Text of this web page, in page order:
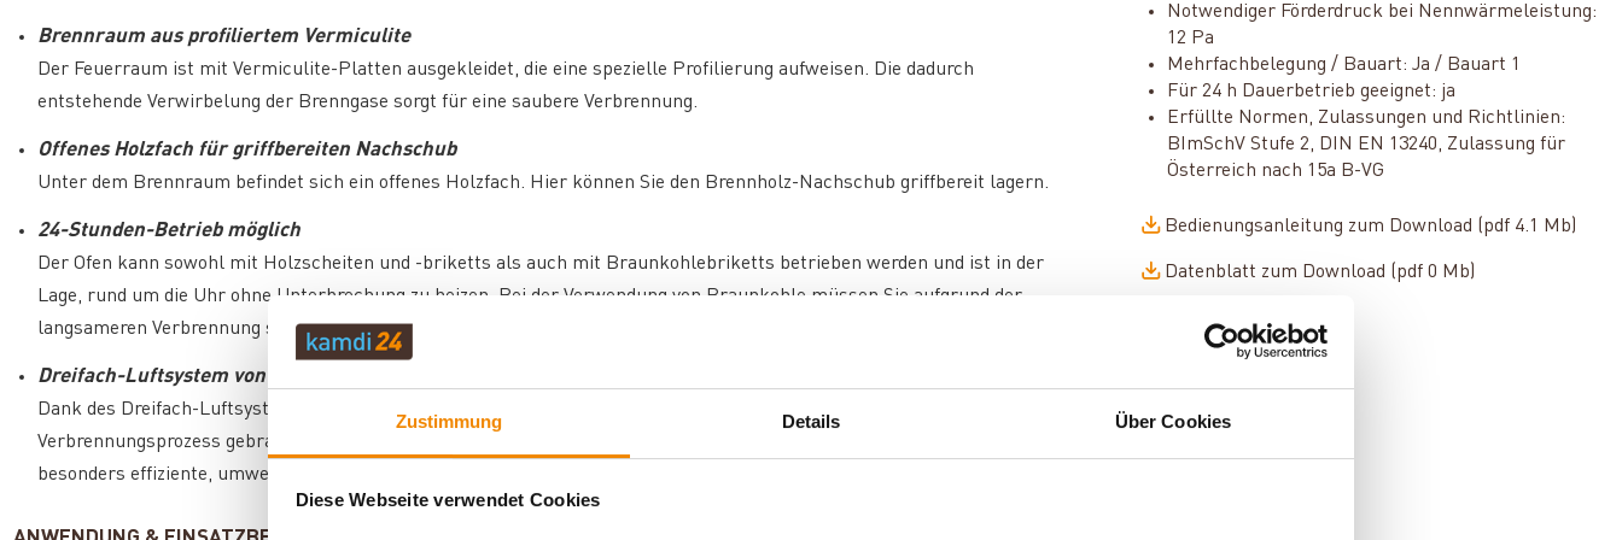
Zustimmung Details Über Cookies
Diese Webseite verwendet Cookies
Brennraum aus profiliertem Vermiculite
Der Feuerraum ist mit Vermiculite-Platten ausgekleidet, die eine spezielle Profilierung aufweisen. Die dadurch
entstehende Verwirbelung der Brenngase sorgt für eine saubere Verbrennung.
Offenes Holzfach für griffbereiten Nachschub
Unter dem Brennraum befindet sich ein offenes Holzfach. Hier können Sie den Brennholz-Nachschub griffbereit lagern.
24-Stunden-Betrieb möglich
Der Ofen kann sowohl mit Holzscheiten und -briketts als auch mit Braunkohlebriketts betrieben werden und ist in der
Lage, rund um die Uhr ohne Unterbrechung zu heizen. Bei der Verwendung von Braunkohle müssen Sie aufgrund der
langsameren Verbrennung seltener nachlegen.
Dreifach-Luftsystem von Justus
Dank des Dreifach-Luftsystems wird die Verbrennungsluft optimal dosiert und immer dort zugeführt, wo sie für den
Verbrennungsprozess gebraucht wird. Aus dieser gezielten Nutzung von Primär-, Sekundär- und Tertiärluft resultiert eine
besonders effiziente, umweltschonende Verbrennung.
Notwendiger Förderdruck bei Nennwärmeleistung:
12 Pa
Mehrfachbelegung / Bauart: Ja / Bauart 1
Für 24 h Dauerbetrieb geeignet: ja
Erfüllte Normen, Zulassungen und Richtlinien:
BImSchV Stufe 2, DIN EN 13240, Zulassung für
Österreich nach 15a B-VG
Bedienungsanleitung zum Download (pdf 4.1 Mb)
Datenblatt zum Download (pdf 0 Mb)